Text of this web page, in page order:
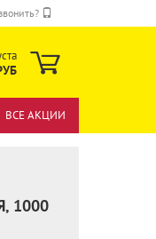
ВСЕ АКЦИИ
1000